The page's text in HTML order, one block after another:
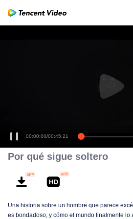
00:00:00/00:45:21
Por qué sigue soltero
Una historia sobre un hombre que parece
es bondadoso, y cómo el mundo finalmente lo